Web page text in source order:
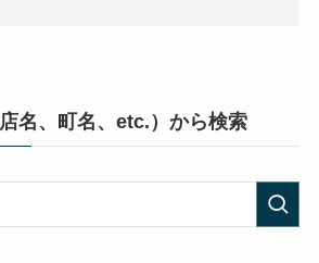
名、町名、etc.）から検索